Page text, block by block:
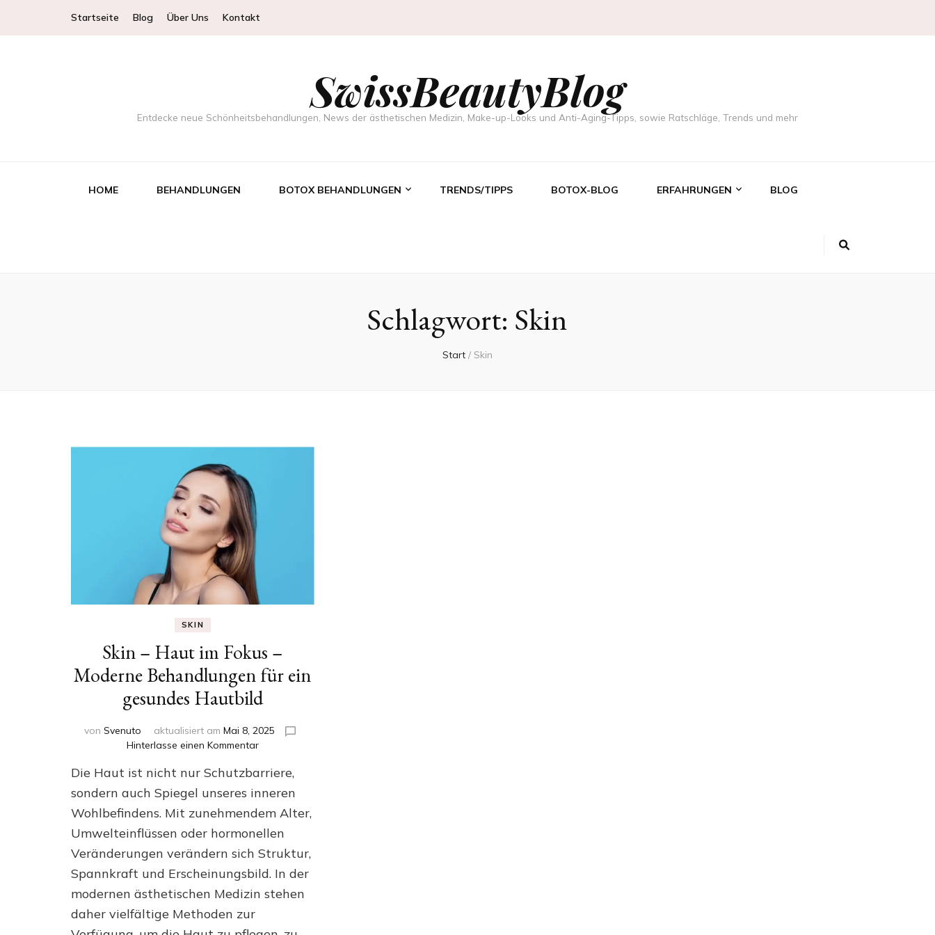
Startseite Blog Über Uns Kontakt
SwissBeautyBlog
Entdecke neue Schönheitsbehandlungen, News der ästhetischen Medizin, Make-up-Looks und Anti-Aging-Tipps, sowie Ratschläge, Trends und mehr
HOME BEHANDLUNGEN BOTOX BEHANDLUNGEN TRENDS/TIPPS BOTOX-BLOG ERFAHRUNGEN BLOG
Schlagwort: Skin
Start / Skin
SKIN
Skin – Haut im Fokus –
Moderne Behandlungen für ein
gesundes Hautbild
vonSvenuto aktualisiert amMai 8, 2025
Hinterlasse einen Kommentarzu
–
Haut
Fokus
–
Moderne
Behandlungen
für
ein
Die Haut ist nicht nur Schutzbarriere,
sondern auch Spiegel unseres inneren
Wohlbefindens. Mit zunehmendem Alter,
Umwelteinflüssen oder hormonellen
Veränderungen verändern sich Struktur,
Spannkraft und Erscheinungsbild. In der
modernen ästhetischen Medizin stehen
daher vielfältige Methoden zur